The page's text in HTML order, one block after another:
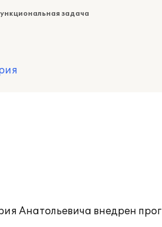
задача
Анатольевича внедрен